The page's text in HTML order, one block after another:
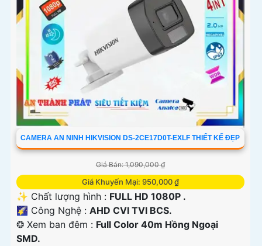
CAMERA AN NINH HIKVISION DS-2CE17D0T-EXLF THIẾT KẾ ĐẸP
Giá Bán: 1,090,000 ₫
Giá Khuyến Mại: 950,000 ₫
✨ Chất lượng hình : FULL HD 1080P .
🌠 Công Nghệ : AHD CVI TVI BCS.
❂ Xem ban đêm : Full Color 40m Hồng Ngoại
SMD.